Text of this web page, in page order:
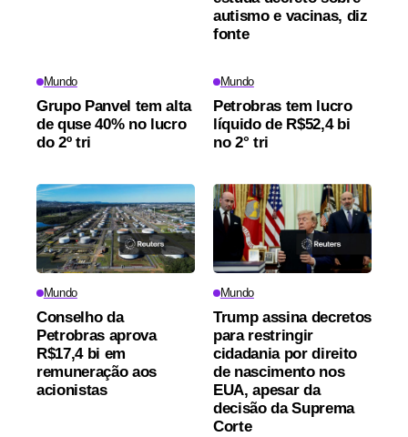
autismo e vacinas, diz
fonte
Mundo
Grupo Panvel tem alta
de quse 40% no lucro
do 2º tri
Mundo
Petrobras tem lucro
líquido de R$52,4 bi
no 2° tri
Mundo
Conselho da
Petrobras aprova
R$17,4 bi em
remuneração aos
acionistas
Mundo
Trump assina decretos
para restringir
cidadania por direito
de nascimento nos
EUA, apesar da
decisão da Suprema
Corte